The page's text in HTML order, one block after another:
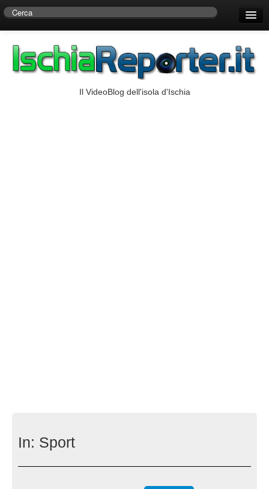
Centro di Ricerche Storiche D’Ambra
Il VideoBlog dell'isola d'Ischia
In: Sport